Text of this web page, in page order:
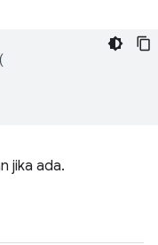
(
jika ada.